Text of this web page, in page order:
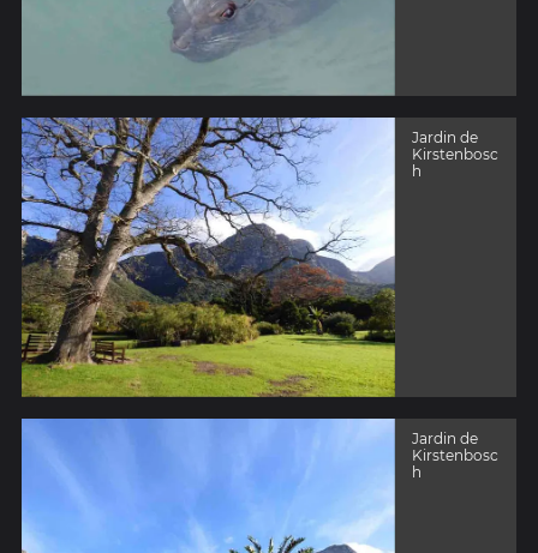
Jardin de
Kirstenbosc
h
Jardin de
Kirstenbosc
h